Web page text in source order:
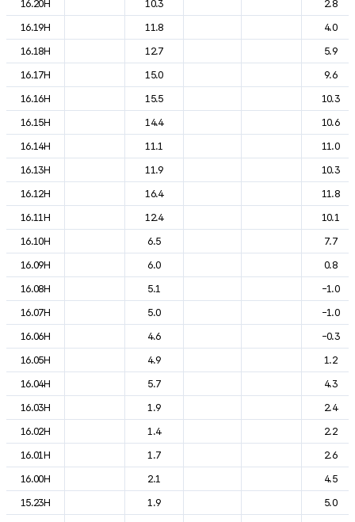
16.20H
10.3
2.8
16.19H
11.8
4.0
16.18H
12.7
5.9
16.17H
15.0
9.6
16.16H
15.5
10.3
16.15H
14.4
10.6
16.14H
11.1
11.0
16.13H
11.9
10.3
16.12H
16.4
11.8
16.11H
12.4
10.1
16.10H
6.5
7.7
16.09H
6.0
0.8
16.08H
5.1
-1.0
16.07H
5.0
-1.0
16.06H
4.6
-0.3
16.05H
4.9
1.2
16.04H
5.7
4.3
16.03H
1.9
2.4
16.02H
1.4
2.2
16.01H
1.7
2.6
16.00H
2.1
4.5
15.23H
1.9
5.0